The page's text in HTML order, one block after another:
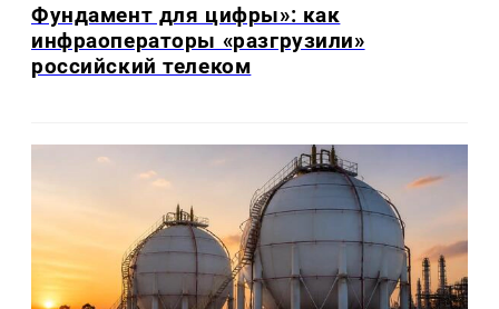
Фундамент для цифры»: как
инфраоператоры «разгрузили»
российский телеком